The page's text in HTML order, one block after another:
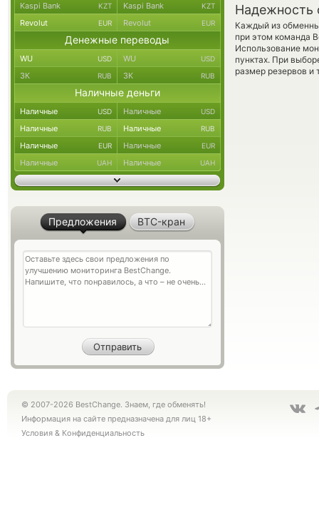
Надежность
Каждый из
при этом команда
Использование
пунктах. При
размер резервов и
Kaspi Bank KZT Kaspi Bank KZT
Revolut EUR Revolut EUR
Денежные переводы
WU USD WU USD
ЗК RUB ЗК RUB
Наличные деньги
Наличные USD Наличные USD
Наличные RUB Наличные RUB
Наличные EUR Наличные EUR
Наличные UAH Наличные UAH
Предложения BTC-кран
© 2007-2026 BestChange. Знаем, где обменять!
Информация на сайте предназначена для лиц 18+
Условия & Конфиденциальность